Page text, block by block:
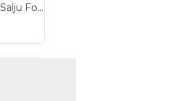
HL Tabung Sabun Salju Foam Lance 2.0 For High Pressure Cleaner